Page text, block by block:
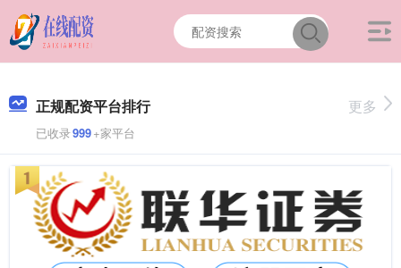
正规配资平台排行
已收录999+家平台
更多